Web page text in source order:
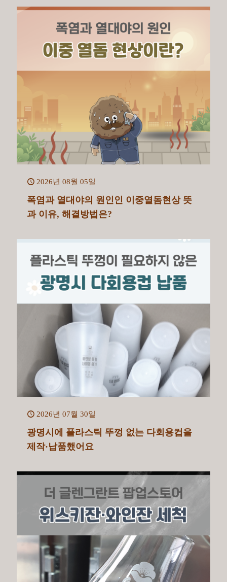
2026년 08월 05일
폭염과 열대야의 원인인 이중열돔현상 뜻
과 이유, 해결방법은?
2026년 07월 30일
광명시에 플라스틱 뚜껑 없는 다회용컵을
제작·납품했어요